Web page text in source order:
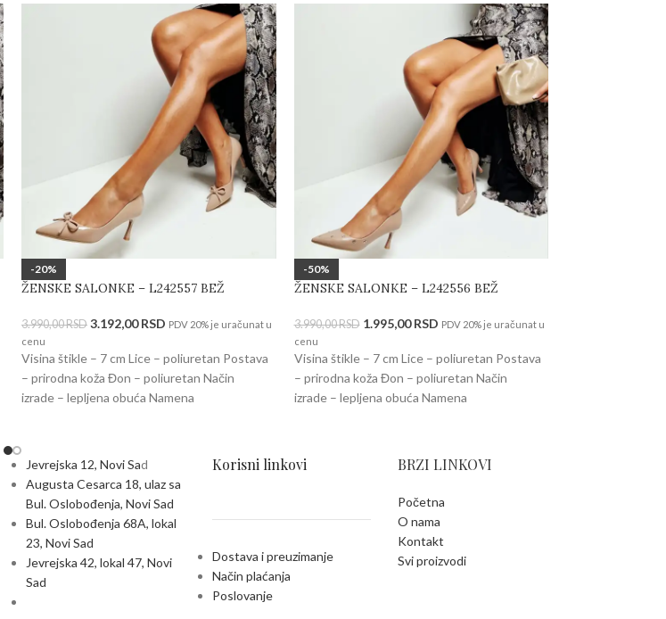
-20%
ŽENSKE SALONKE – L242557 BEŽ
3.990,00RSD 3.192,00RSD PDV 20% je uračunat u
cenu
Visina štikle – 7 cm Lice – poliuretan Postava
– prirodna koža Đon – poliuretan Način
izrade – lepljena obuća Namena
-50%
ŽENSKE SALONKE – L242556 BEŽ
3.990,00RSD 1.995,00RSD PDV 20% je uračunat u
cenu
Visina štikle – 7 cm Lice – poliuretan Postava
– prirodna koža Đon – poliuretan Način
izrade – lepljena obuća Namena
Jevrejska 12, Novi Sad
Augusta Cesarca 18, ulaz sa
Bul. Oslobođenja, Novi Sad
Bul. Oslobođenja 68A, lokal
23, Novi Sad
Jevrejska 42, lokal 47, Novi
Sad
Korisni linkovi
Dostava i preuzimanje
Način plaćanja
Poslovanje
BRZI LINKOVI
Početna
O nama
Kontakt
Svi proizvodi